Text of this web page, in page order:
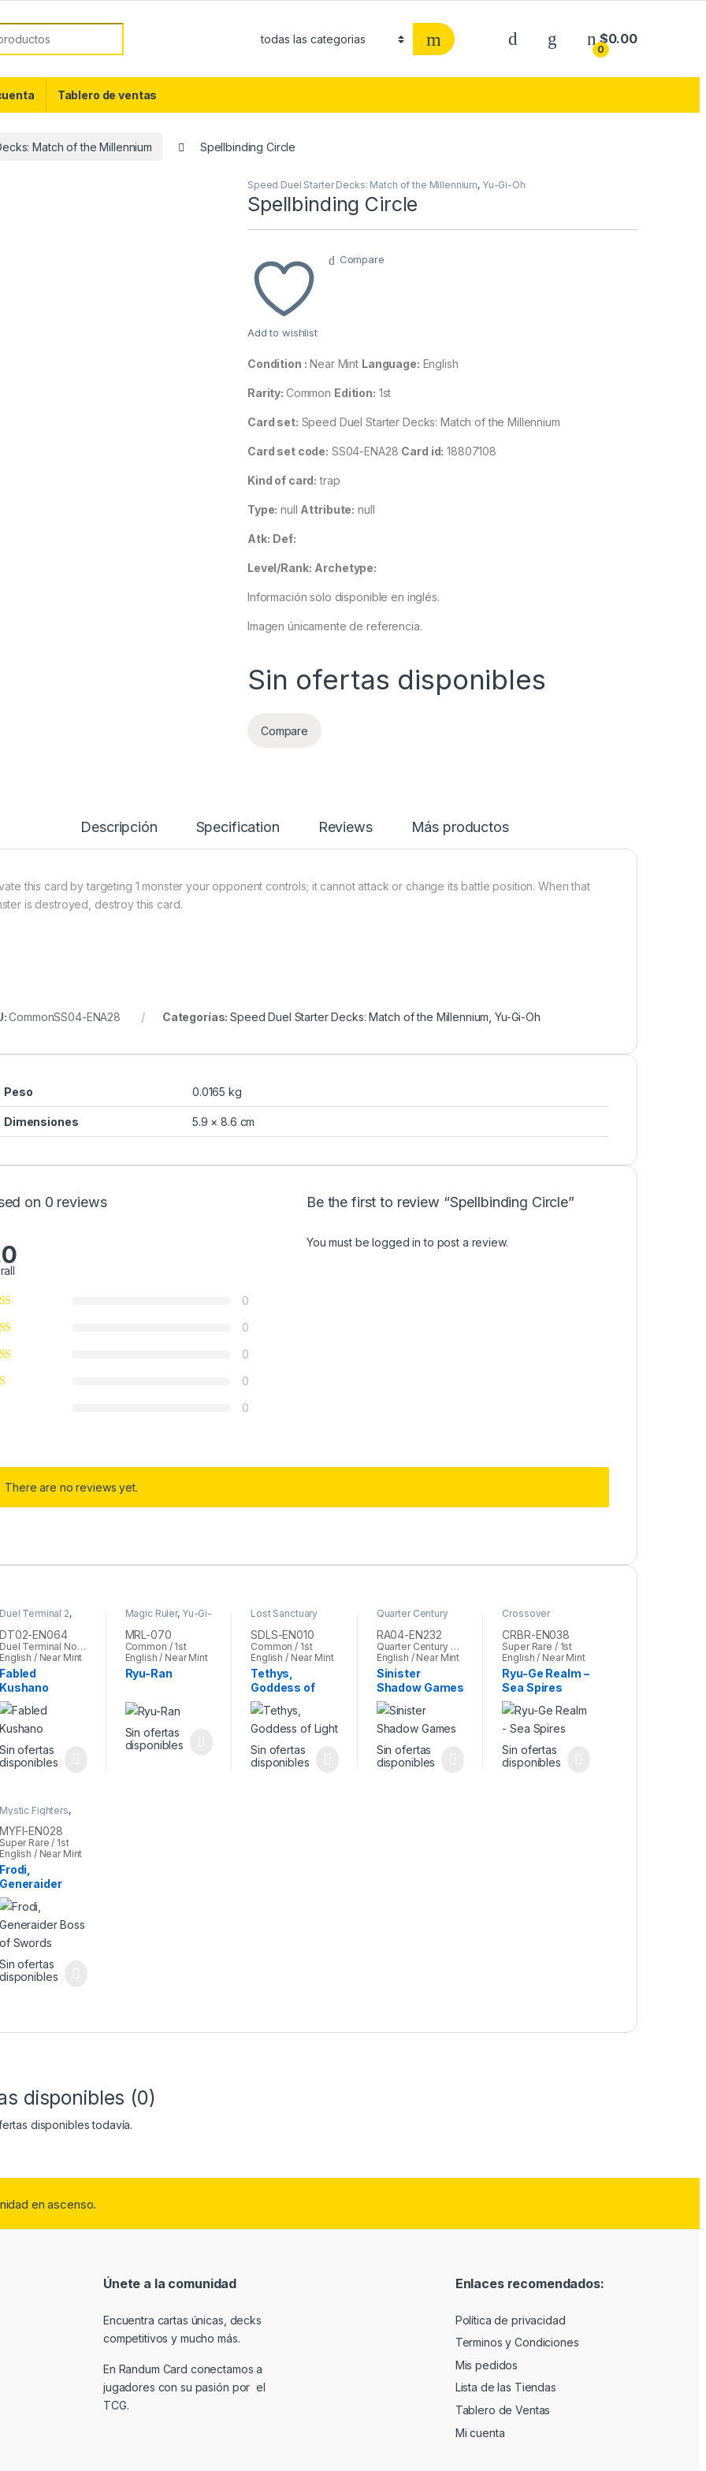
0
$0.00
Tablero de ventas
Match of the Millennium Spellbinding Circle
Speed Duel Starter Decks: Match of the Millennium, Yu-Gi-Oh
Spellbinding Circle
Add to wishlist
Compare
Condition : Near Mint Language: English
Rarity: Common Edition: 1st
Card set: Speed Duel Starter Decks: Match of the Millennium
Card set code: SS04-ENA28 Card id: 18807108
Kind of card: trap
Type: null Attribute: null
Atk: Def:
Level/Rank: Archetype:
Información solo disponible en inglés.
Imagen únicamente de referencia.
Sin ofertas disponibles
Compare
Descripción Specification Reviews Más productos
this card by targeting 1 monster your opponent controls; it cannot attack or change its battle position. When that
is destroyed, destroy this card.
CommonSS04-ENA28 Categorías:Speed Duel Starter Decks: Match of the Millennium Yu-Gi-Oh
Peso 0.0165 kg
Dimensiones 5.9 × 8.6 cm
on 0 reviews
0
0
0
0
0
Be the first to review “Spellbinding Circle”
You must belogged in to post a review.
There are no reviews yet.
Duel Terminal 2,
DT02-EN064
Duel Terminal Normal Parallel Rare / 1st
English / Near Mint
Fabled
Kushano
Sin ofertas
disponibles
Magic Ruler, Yu-Gi-
MRL-070
Common / 1st
English / Near Mint
Ryu-Ran
Sin ofertas
disponibles
Lost Sanctuary
Structure Deck
Gi-Oh
SDLS-EN010
Common / 1st
English / Near Mint
Tethys,
Goddess of
Light
Sin ofertas
disponibles
Quarter Century
Yu-Gi-
Oh
RA04-EN232
Quarter Century Secret Rare / 1st
English / Near Mint
Sinister
Shadow Games
Sin ofertas
disponibles
Crossover
Oh
CRBR-EN038
Super Rare / 1st
English / Near Mint
Ryu-Ge Realm –
Sea Spires
Sin ofertas
disponibles
Mystic Fighters,
Yu-Gi-Oh
MYFI-EN028
Super Rare / 1st
English / Near Mint
Frodi,
Generaider
Boss of Swords
Sin ofertas
disponibles
disponibles (0)
disponibles todavía.
en ascenso.
Únete a la comunidad
Encuentra cartas únicas, decks
competitivos y mucho más.
En Randum Card conectamos a
jugadores con su pasión por el
TCG.
Enlaces recomendados:
Política de privacidad
Terminos y Condiciones
Mis pedidos
Lista de las Tiendas
Tablero de Ventas
Mi cuenta